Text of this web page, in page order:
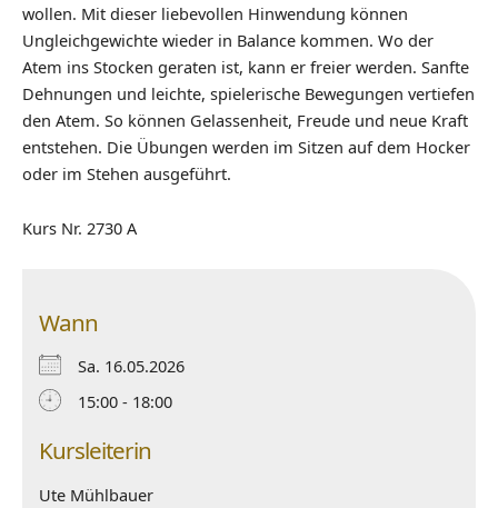
wollen. Mit dieser liebevollen Hinwendung können
Ungleichgewichte wieder in Balance kommen. Wo der
Atem ins Stocken geraten ist, kann er freier werden. Sanfte
Dehnungen und leichte, spielerische Bewegungen vertiefen
den Atem. So können Gelassenheit, Freude und neue Kraft
entstehen. Die Übungen werden im Sitzen auf dem Hocker
oder im Stehen ausgeführt.
Kurs Nr. 2730 A
Wann
Sa. 16.05.2026
15:00 - 18:00
Kursleiterin
Ute Mühlbauer